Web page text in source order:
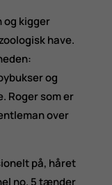
og kigger
have.
og
Roger som er
over
på, håret
no. 5 tænder